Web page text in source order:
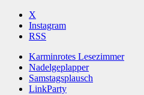
X
Instagram
RSS
Karminrotes Lesezimmer
Nadelgeplapper
Samstagsplausch
LinkParty